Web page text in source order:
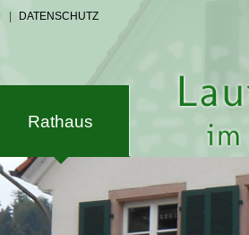
DATENSCHUTZ
Rathaus